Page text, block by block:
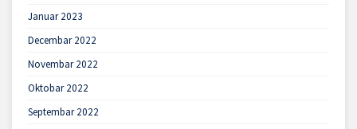
Januar 2023
Decembar 2022
Novembar 2022
Oktobar 2022
Septembar 2022